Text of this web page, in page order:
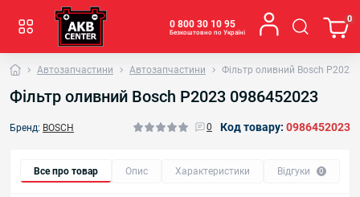
0 800 30 10 95
Безкоштовно по Україні
0
Автозапчастини Автозапчастини Фільтр оливний Bosch P2023
Фільтр оливний Bosch P2023 0986452023
Бренд: BOSCH 0 Код товару: 0986452023
Все про товар Опис Характеристики Відгуки 0